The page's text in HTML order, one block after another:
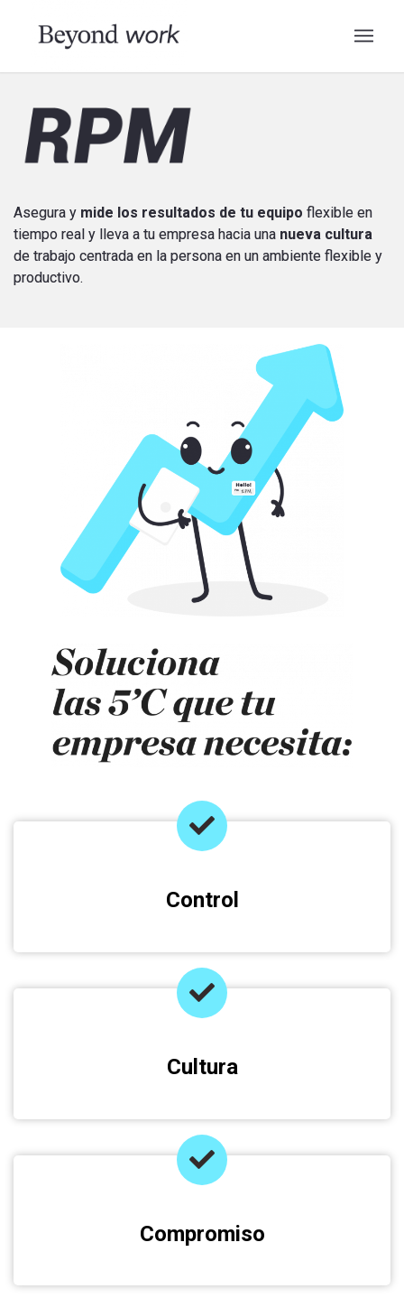
Asegura y mide los resultados de tu equipo flexible en
tiempo real y lleva a tu empresa hacia una nueva cultura
de trabajo centrada en la persona en un ambiente flexible y
productivo.
Control
Cultura
Compromiso